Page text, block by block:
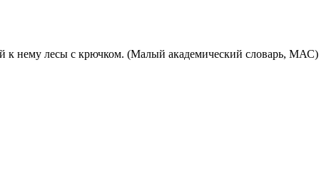
к нему лесы с крючком. (Малый академический словарь, МАС)